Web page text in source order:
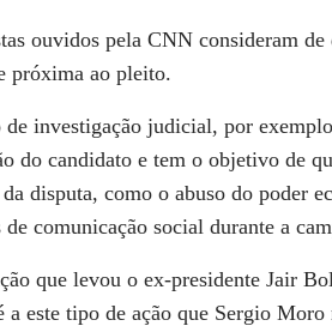
ouvidos pela CNN consideram
próxima ao pleito.
de investigação judicial, por
do candidato e tem o objetivo de
disputa, como o abuso do poder
de comunicação social durante a
que levou o ex-presidente Jair
a este tipo de ação que Sergio